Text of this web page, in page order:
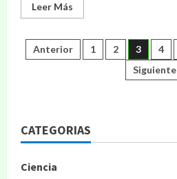
Leer Más
Anterior 1 2 3 4
Siguiente
CATEGORIAS
Ciencia